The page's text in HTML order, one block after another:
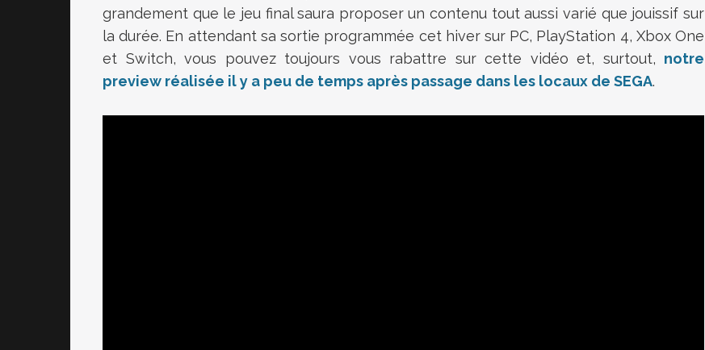
grandement que le jeu final saura proposer un contenu tout aussi varié que jouissif sur
la durée. En attendant sa sortie programmée cet hiver sur PC, PlayStation 4, Xbox One
et Switch, vous pouvez toujours vous rabattre sur cette vidéo et, surtout, notre
preview réalisée il y a peu de temps après passage dans les locaux de SEGA.